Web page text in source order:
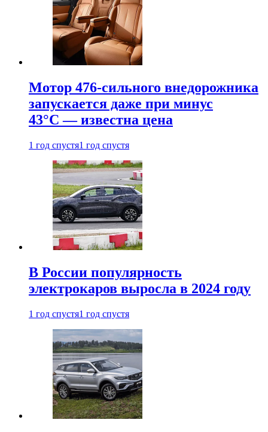
Мотор 476-сильного внедорожника
запускается даже при минус
43°С — известна цена
1 год спустя1 год спустя
В России популярность
электрокаров выросла в 2024 году
1 год спустя1 год спустя